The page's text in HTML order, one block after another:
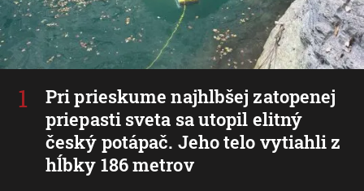
Pri prieskume najhlbšej zatopenej
priepasti sveta sa utopil elitný
český potápač. Jeho telo vytiahli z
hĺbky 186 metrov